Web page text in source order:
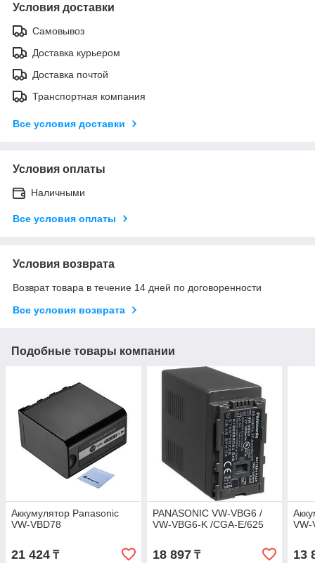
Условия доставки
Самовывоз
Доставка курьером
Доставка почтой
Транспортная компания
Все условия доставки
Условия оплаты
Наличными
Все условия оплаты
Условия возврата
Возврат товара в течение 14 дней по договоренности
Все условия возврата
Подобные товары компании
Аккумулятор Panasonic
VW-VBD78
21 424 ₸
PANASONIC VW-VBG6 /
VW-VBG6-K /CGA-E/625
18 897₸
VW-
13